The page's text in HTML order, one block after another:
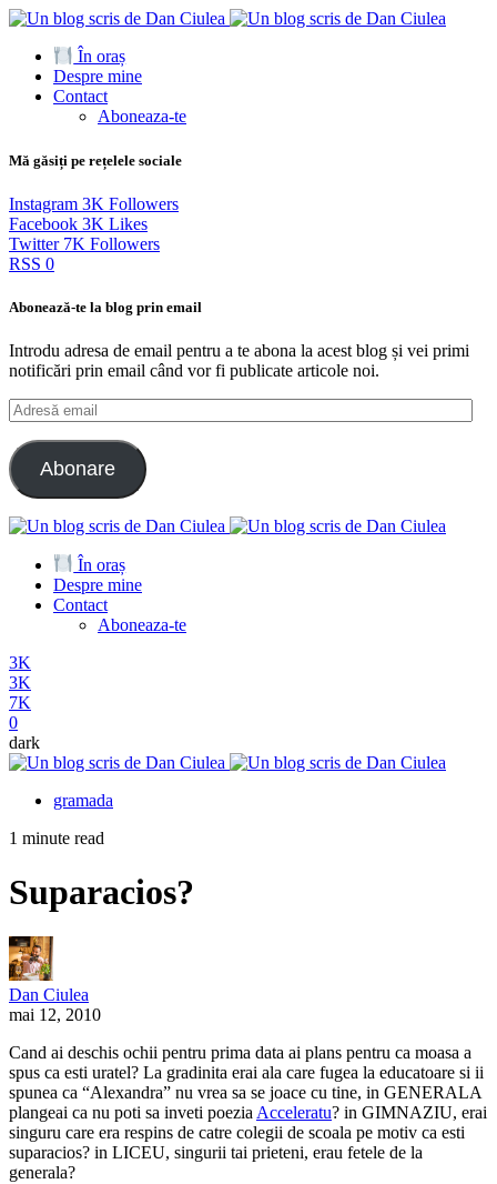
În oraș
Despre mine
Contact
Aboneaza-te
Mă găsiți pe rețelele sociale
Instagram 3K Followers
Facebook 3K Likes
Twitter 7K Followers
RSS 0
Abonează-te la blog prin email
Introdu adresa de email pentru a te abona la acest blog și vei primi
notificări prin email când vor fi publicate articole noi.
Adresă
email
Abonare
În oraș
Despre mine
Contact
Aboneaza-te
3K
3K
7K
0
dark
gramada
1 minute read
Suparacios?
Dan Ciulea
mai 12, 2010
Cand ai deschis ochii pentru prima data ai plans pentru ca moasa a
spus ca esti uratel? La gradinita erai ala care fugea la educatoare si ii
spunea ca “Alexandra” nu vrea sa se joace cu tine, in GENERALA
plangeai ca nu poti sa inveti poezia Acceleratu? in GIMNAZIU, erai
singuru care era respins de catre colegii de scoala pe motiv ca esti
suparacios? in LICEU, singurii tai prieteni, erau fetele de la
generala?